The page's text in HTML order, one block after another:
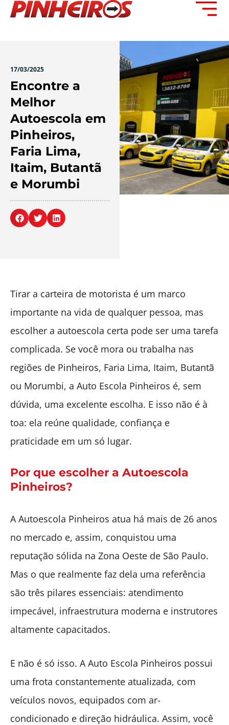
17/03/2025
Encontre a
Melhor
Autoescola em
Pinheiros,
Faria Lima,
Itaim, Butantã
e Morumbi
Tirar a carteira de motorista é um marco
importante na vida de qualquer pessoa, mas
escolher a autoescola certa pode ser uma tarefa
complicada. Se você mora ou trabalha nas
regiões de Pinheiros, Faria Lima, Itaim, Butantã
ou Morumbi, a Auto Escola Pinheiros é, sem
dúvida, uma excelente escolha. E isso não é à
toa: ela reúne qualidade, confiança e
praticidade em um só lugar.
Por que escolher a Autoescola
Pinheiros?
A Autoescola Pinheiros atua há mais de 26 anos
no mercado e, assim, conquistou uma
reputação sólida na Zona Oeste de São Paulo.
Mas o que realmente faz dela uma referência
são três pilares essenciais: atendimento
impecável, infraestrutura moderna e instrutores
altamente capacitados.
E não é só isso. A Auto Escola Pinheiros possui
uma frota constantemente atualizada, com
veículos novos, equipados com ar-
condicionado e direção hidráulica. Assim, você